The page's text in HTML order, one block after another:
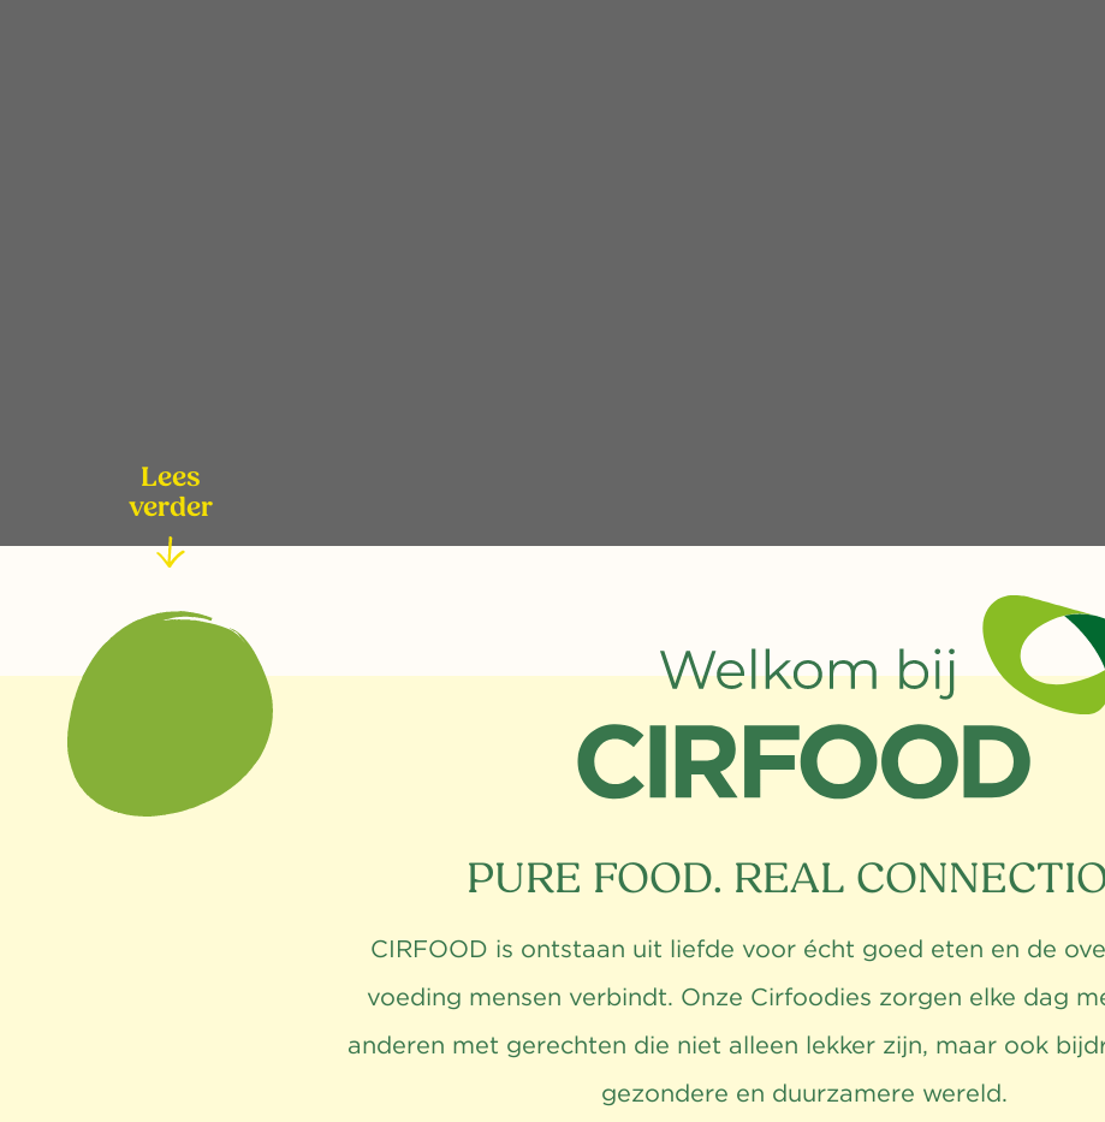
Lees
verder
PURE FOOD. REAL
CIRFOOD is ontstaan uit liefde voor écht goed eten en de
voeding mensen verbindt. Onze Cirfoodies zorgen elke dag
anderen met gerechten die niet alleen lekker zijn, maar ook
gezondere en duurzamere wereld.